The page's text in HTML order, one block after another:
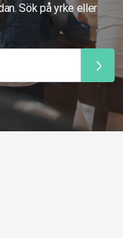
Sök på yrke eller